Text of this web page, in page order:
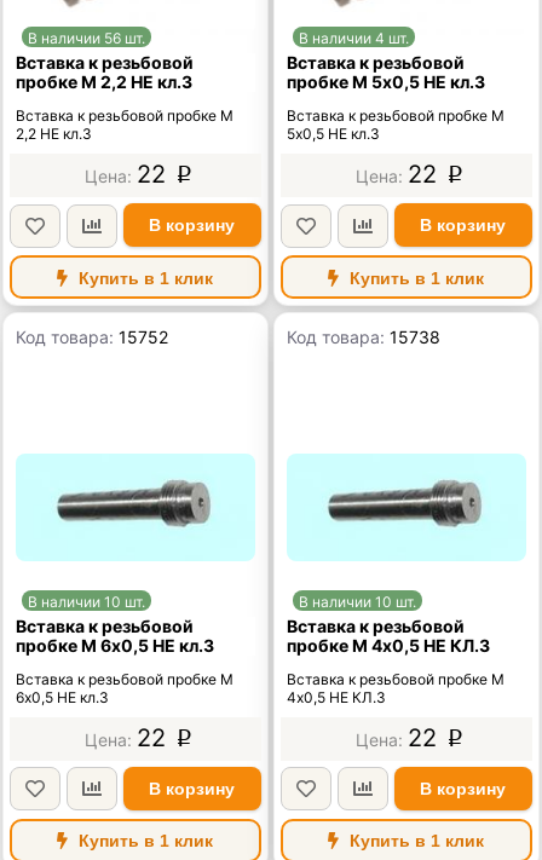
В наличии 56 шт.
Вставка к резьбовой
пробке М 2,2 НЕ кл.3
Вставка к резьбовой пробке М
2,2 НЕ кл.3
22 p
В корзину
Купить в 1 клик
В наличии 4 шт.
Вставка к резьбовой
пробке М 5х0,5 НЕ кл.3
Вставка к резьбовой пробке М
5х0,5 НЕ кл.3
22 p
В корзину
Купить в 1 клик
Код товара:15752
В наличии 10 шт.
Вставка к резьбовой
пробке М 6х0,5 НЕ кл.3
Вставка к резьбовой пробке М
6х0,5 НЕ кл.3
22 p
В корзину
Купить в 1 клик
Код товара:15738
В наличии 10 шт.
Вставка к резьбовой
пробке М 4х0,5 НЕ КЛ.3
Вставка к резьбовой пробке М
4х0,5 НЕ КЛ.3
22 p
В корзину
Купить в 1 клик